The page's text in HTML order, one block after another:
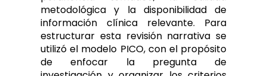
metodológica y la disponibilidad de
información clínica relevante. Para
estructurar esta revisión narrativa se
utilizó el modelo PICO, con el propósito
de enfocar la pregunta de